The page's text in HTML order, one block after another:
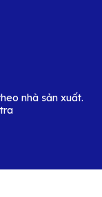
nhà sản xuất.